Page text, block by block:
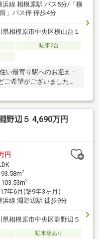
浜線 相模原駅 バス5分/「横
」バス停 停歩4分
県相模原市中央区横山台１
駐車2台
い最寄り駅へのお迎え・
ご希望がございましたら
すけど購入できます
か？・月々の返済がどれ
ど平気なの？・親子で
でも大丈夫です。お住
野辺５ 4,690万円
円
2
2
年6月(築9年3ヶ月)
浜線 淵野辺駅 徒歩9分
県相模原市中央区淵野辺５
駐車場あり